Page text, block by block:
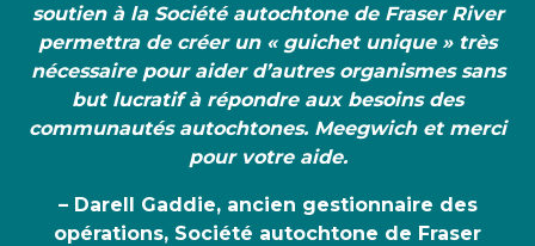
soutien à la Société autochtone de Fraser River
permettra de créer un « guichet unique » très
nécessaire pour aider d’autres organismes sans
but lucratif à répondre aux besoins des
communautés autochtones. Meegwich et merci
pour votre aide.
– Darell Gaddie, ancien gestionnaire des
opérations, Société autochtone de Fraser